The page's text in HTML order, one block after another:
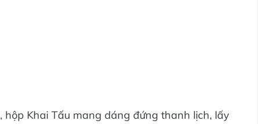
Khai Tấu mang dáng đứng thanh lịch, lấy